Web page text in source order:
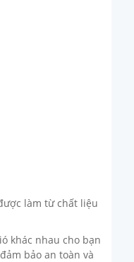
làm từ chất liệu
khác nhau cho bạn
bảo an toàn và